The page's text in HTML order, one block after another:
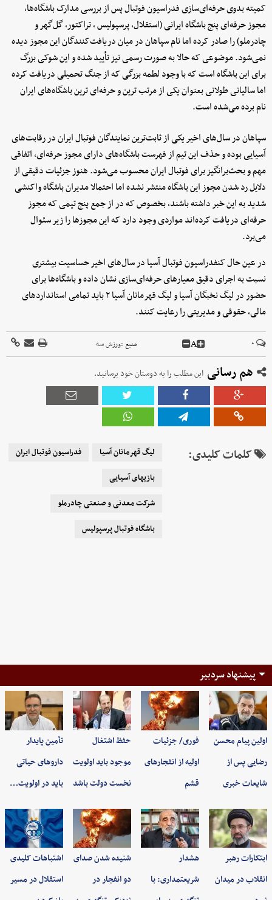
کمیته بدوی حرفه‌ای‌سازی فدراسیون فوتبال پس از بررسی مدارک باشگاه‌ها،
مجوز حرفه‌ای پنج باشگاه ایرانی (استقلال، پرسپولیس ، تراکتور، گل‌گهر و
چادرملو) را صادر کرده اما نام سپاهان در میان دریافت‌کنندگان این مجوز دیده
نمی‌شود. موضوعی که حالا به صورت رسمی نیز تأیید شده و این شوکی بزرگ
برای این باشگاه است که با وجود لطمه بزرگی که از جنگ تحمیلی دریافت کرده
اما سالیانی طولانی بعنوان یکی از مرتب ترین و حرفه‌ای ترین باشگاه‌های ایران
نام برده می‌شده است.
سپاهان در سال‌های اخیر یکی از ثابت‌ترین نمایندگان فوتبال ایران در رقابت‌های
آسیایی بوده و حذف این تیم از فهرست باشگاه‌های دارای مجوز حرفه‌ای، اتفاقی
مهم و بحث‌برانگیز برای فوتبال ایران محسوب می‌شود. هنوز جزئیات دقیقی از
دلایل رد شدن مجوز این باشگاه منتشر نشده اما احتمالا مدیران باشگاه واکنشی
شدید به این خبر داشته باشند، بخصوص که در از جمع پنج تیمی که مجوز
حرفه‌ای دریافت کرده‌اند مواردی وجود دارد که این مجوزها را زیر سئوال
می‌برد.
در عین حال کنفدراسیون فوتبال آسیا در سال‌های اخیر حساسیت بیشتری
نسبت به اجرای دقیق معیارهای حرفه‌ای‌سازی نشان داده و باشگاه‌ها برای
حضور در لیگ نخبگان آسیا و لیگ قهرمانان آسیا ۲ باید تمامی استانداردهای
مالی، حقوقی و مدیریتی را رعایت کنند.
۰ A منبع :ورزش سه
هم رسانی این مطلب را به دوستان خود برسانید.
کلمات کلیدی: لیگ قهرمانان آسیا
فدراسیون فوتبال ایران
بازیهای آسیایی
شرکت معدنی و صنعتی چادرملو
باشگاه فوتبال پرسپولیس
پیشنهاد سردبیر
اولین پیام محسن
رضایی پس از
شایعات خبری
فوری/ جزئیات
اولیه از انفجارهای
قشم
حفظ اشتغال
موجود باید اولویت
نخست دولت باشد
تأمین پایدار
داروهای حیاتی
باید در اولویت…
ابتکارات رهبر
انقلاب در میدان
هشدار
شریعتمداری: با
شنیده شدن صدای
دو انفجار در
اشتباهات کلیدی
استقلال در مسیر